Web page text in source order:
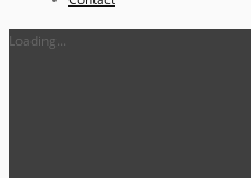
Loading...